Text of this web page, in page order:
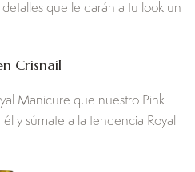
que le darán a tu look un
Crisnail
Manicure que nuestro Pink
y súmate a la tendencia Royal